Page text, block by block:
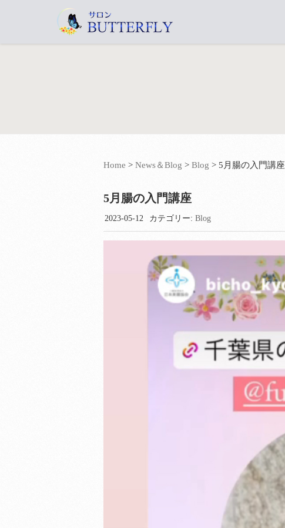
Home >News＆Blog >Blog >5月腸の入門講座
5月腸の入門講座
2023-05-12 カテゴリー: Blog